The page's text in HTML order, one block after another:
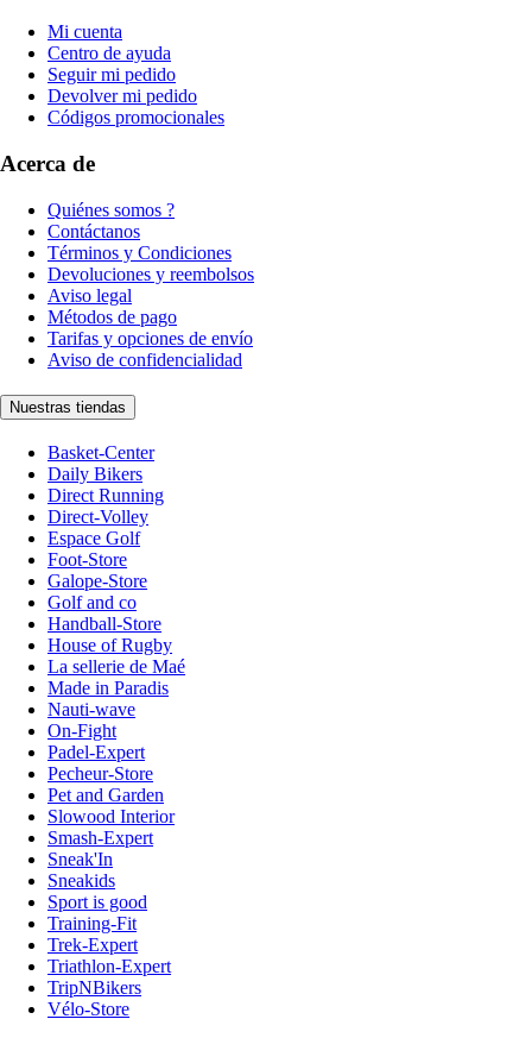
Mi cuenta
Centro de ayuda
Seguir mi pedido
Devolver mi pedido
Códigos promocionales
Acerca de
Quiénes somos ?
Contáctanos
Términos y Condiciones
Devoluciones y reembolsos
Aviso legal
Métodos de pago
Tarifas y opciones de envío
Aviso de confidencialidad
Nuestras tiendas
Basket-Center
Daily Bikers
Direct Running
Direct-Volley
Espace Golf
Foot-Store
Galope-Store
Golf and co
Handball-Store
House of Rugby
La sellerie de Maé
Made in Paradis
Nauti-wave
On-Fight
Padel-Expert
Pecheur-Store
Pet and Garden
Slowood Interior
Smash-Expert
Sneak'In
Sneakids
Sport is good
Training-Fit
Trek-Expert
Triathlon-Expert
TripNBikers
Vélo-Store